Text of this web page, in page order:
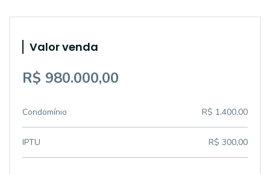
Valor venda
R$ 980.000,00
Condomínio R$ 1.400,00
IPTU R$ 300,00